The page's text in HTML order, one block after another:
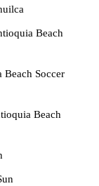
Beach
Soccer
Beach